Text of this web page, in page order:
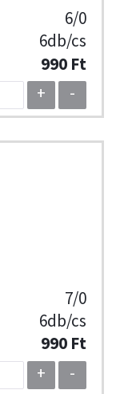
6/0
6db/cs
990 Ft
+
-
7/0
6db/cs
990 Ft
+
-